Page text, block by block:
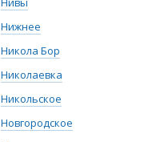
Нижнее
Никола Бор
Николаевка
Никольское
Новгородское